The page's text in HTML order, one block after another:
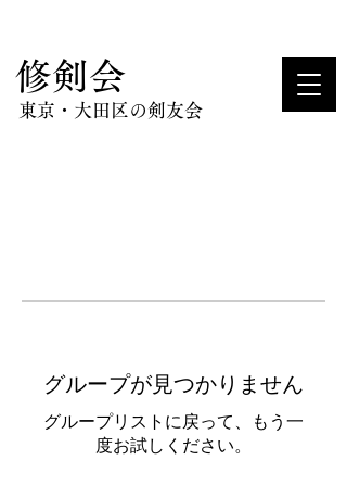
​修剣会
東京・大田区の剣友会
グループが見つかりません
グループリストに戻って、もう一
度お試しください。